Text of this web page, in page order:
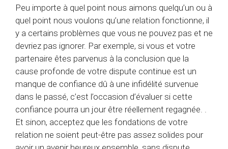
Peu importe à quel point nous aimons quelqu’un ou à
quel point nous voulons qu’une relation fonctionne, il
y a certains problèmes que vous ne pouvez pas et ne
devriez pas ignorer. Par exemple, si vous et votre
partenaire êtes parvenus à la conclusion que la
cause profonde de votre dispute continue est un
manque de confiance dû à une infidélité survenue
dans le passé, c’est l’occasion d’évaluer si cette
confiance pourra un jour être réellement regagnée. .
Et sinon, acceptez que les fondations de votre
relation ne soient peut-être pas assez solides pour